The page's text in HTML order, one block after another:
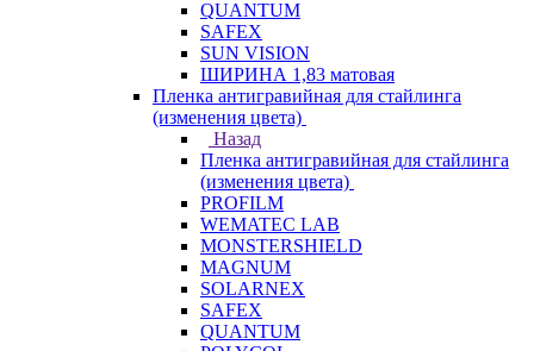
QUANTUM
SAFEX
SUN VISION
ШИРИНА 1,83 матовая
Пленка антигравийная для стайлинга
(изменения цвета)
Назад
Пленка антигравийная для стайлинга
(изменения цвета)
PROFILM
WEMATEC LAB
MONSTERSHIELD
MAGNUM
SOLARNEX
SAFEX
QUANTUM